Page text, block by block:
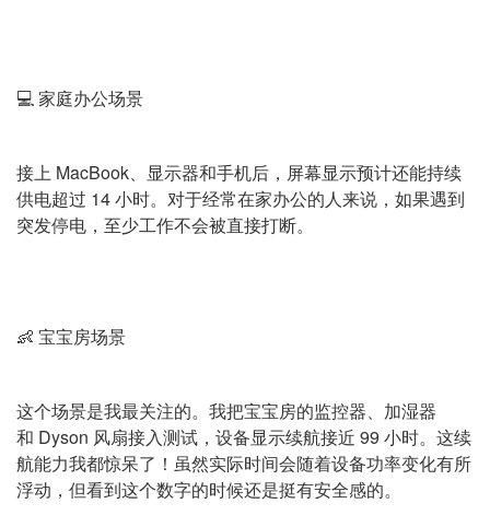
💻 家庭办公场景
接上 MacBook、显示器和手机后，屏幕显示预计还能持续
供电超过 14 小时。对于经常在家办公的人来说，如果遇到
突发停电，至少工作不会被直接打断。
👶 宝宝房场景
这个场景是我最关注的。我把宝宝房的监控器、加湿器
和 Dyson 风扇接入测试，设备显示续航接近 99 小时。这续
航能力我都惊呆了！虽然实际时间会随着设备功率变化有所
浮动，但看到这个数字的时候还是挺有安全感的。